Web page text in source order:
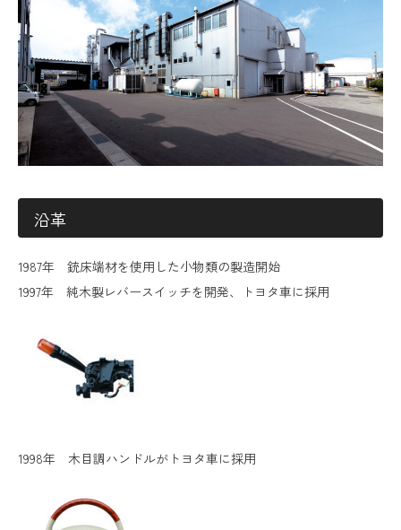
沿革
1987年 銃床端材を使用した小物類の製造開始
1997年 純木製レバースイッチを開発、トヨタ車に採用
1998年 木目調ハンドルがトヨタ車に採用